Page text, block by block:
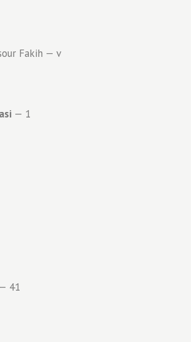
Fakih — v
— 1
41